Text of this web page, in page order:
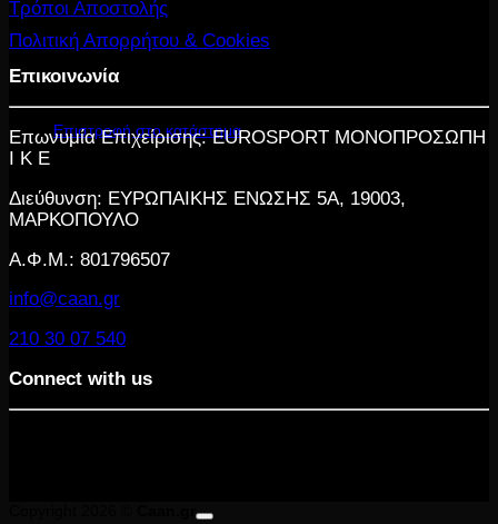
Επιστροφή στο κατάστημα
Τρόποι Αποστολής
Πολιτική Απορρήτου & Cookies
Επικοινωνία
Επωνυμία Επιχείρισης: EUROSPORT ΜΟΝΟΠΡΟΣΩΠΗ
Ι Κ Ε
Διεύθυνση: ΕΥΡΩΠΑΙΚΗΣ ΕΝΩΣΗΣ 5Α, 19003,
ΜΑΡΚΟΠΟΥΛΟ
Α.Φ.Μ.: 801796507
info@caan.gr
210 30 07 540
Connect with us